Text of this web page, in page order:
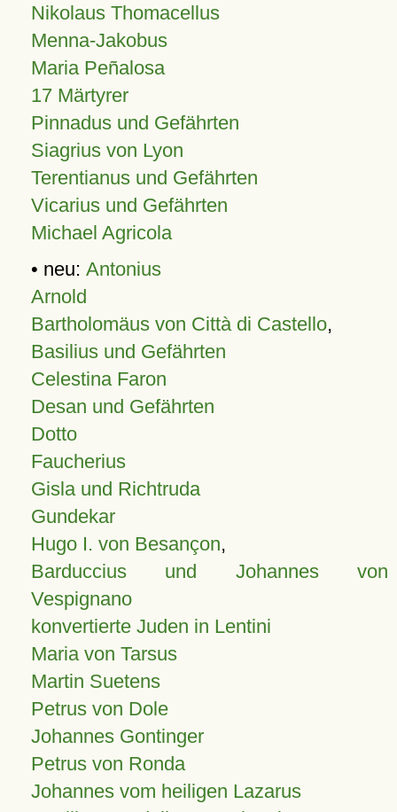
Nikolaus Thomacellus
Menna-Jakobus
Maria Peñalosa
17 Märtyrer
Pinnadus und Gefährten
Siagrius von Lyon
Terentianus und Gefährten
Vicarius und Gefährten
Michael Agricola
• neu: Antonius
Arnold
Bartholomäus von Città di Castello,
Basilius und Gefährten
Celestina Faron
Desan und Gefährten
Dotto
Faucherius
Gisla und Richtruda
Gundekar
Hugo I. von Besançon,
Barduccius und Johannes von
Vespignano
konvertierte Juden in Lentini
Maria von Tarsus
Martin Suetens
Petrus von Dole
Johannes Gontinger
Petrus von Ronda
Johannes vom heiligen Lazarus